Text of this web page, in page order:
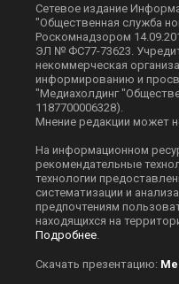
Сетевое издание
"Общественная служба
Роскомнадзором
ЭЛ № ФС77-73623.
некоммерческая
информированию и
"Медиахолдинг
1187700006328).
Мнение редакции может
На информационном
рекомендательные
технологии
систематизации и
предпочтениям
находящихся на
Подробнее
Скачать презентацию: